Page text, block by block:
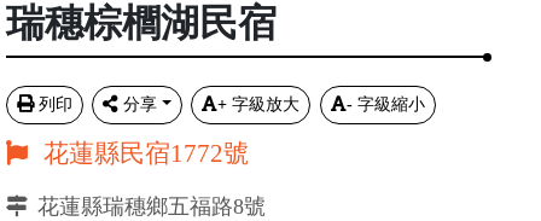
瑞穗棕櫚湖民宿
列印 分享 + 字級放大 - 字級縮小
花蓮縣民宿1772號
花蓮縣瑞穗鄉五福路8號